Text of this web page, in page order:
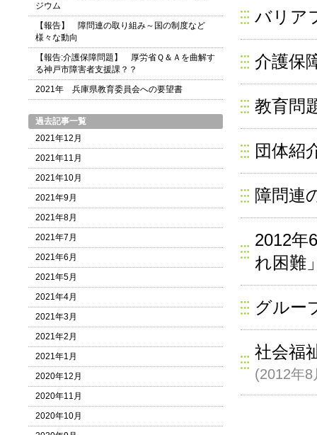
バリア
介護保
教育問
団体紹
障問連
2012年
れ困難
グルー
社会福
(2012年8
ジウム
【報告】 障問連の取り組み～国の制度など
様々な動向
【報告:介護保障問題】 厚労省Ｑ＆Ａを曲解す
る神戸市障害者支援課？？
2021年 兵庫県教育委員会への要望書
過去記事一覧
2021年12月
2021年11月
2021年10月
2021年9月
2021年8月
2021年7月
2021年6月
2021年5月
2021年4月
2021年3月
2021年2月
2021年1月
2020年12月
2020年11月
2020年10月